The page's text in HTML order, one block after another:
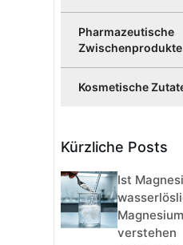
Pharmazeutische
Zwischenprodukte
Kosmetische
Kürzliche Posts
Ist
verstehen